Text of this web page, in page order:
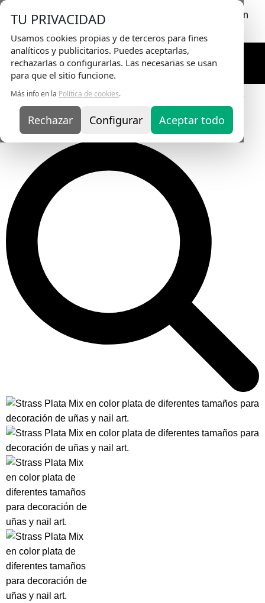
TU PRIVACIDAD
Usamos cookies propias y de terceros para fines
analíticos y publicitarios. Puedes aceptarlas,
rechazarlas o configurarlas. Las necesarias se usan
para que el sitio funcione.
Más info en la Política de cookies.
Rechazar Configurar Aceptar todo
Envio Gratisen pedidos superiores a 75€ | Entrega en
Inicio /Nail Art y Accesorios/
/ Strass Silver
Mix